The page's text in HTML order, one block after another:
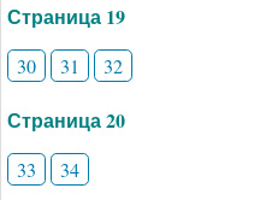
Страница 19
30 31 32
Страница 20
33 34